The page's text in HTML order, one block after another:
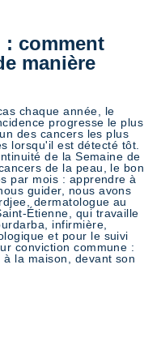
: comment
manière
chaque année, le
progresse le plus
des cancers les plus
lorsqu'il est détecté tôt.
de la Semaine de
de la peau, le bon
par mois : apprendre à
guider, nous avons
dermatologue au
Étienne, qui travaille
infirmière,
et pour le suivi
conviction commune :
la maison, devant son